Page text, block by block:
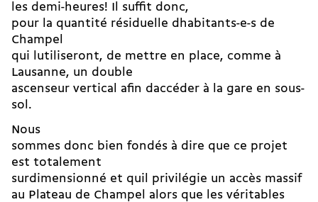
les demi-heures! Il suffit donc,
pour la quantité résiduelle dhabitants-e-s de
Champel
qui lutiliseront, de mettre en place, comme à
Lausanne, un double
ascenseur vertical afin daccéder à la gare en sous-
sol.
Nous
sommes donc bien fondés à dire que ce projet
est totalement
surdimensionné et quil privilégie un accès massif
au Plateau de Champel alors que les véritables